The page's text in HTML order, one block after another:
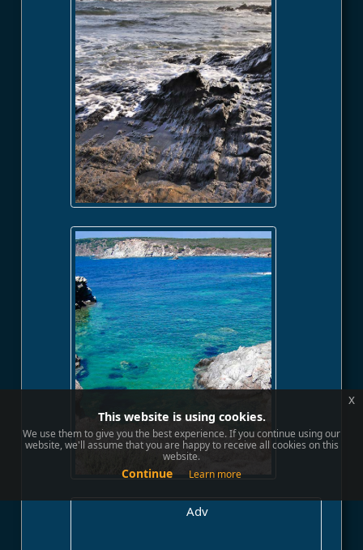
Adv
This website is using cookies.
We use them to give you the best experience. If you continue using our
website, we'll assume that you are happy to receive all cookies on this
website.
Continue Learn more
x